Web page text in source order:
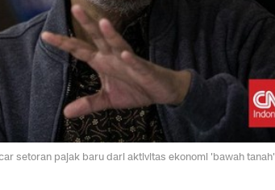
setoran pajak baru dari aktivitas ekonomi 'bawah tanah'